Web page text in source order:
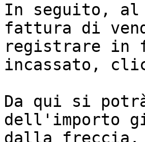
In seguito, al
fattura di
registrare in
incassato,
Da qui si
dell'importo
dalla freccia.